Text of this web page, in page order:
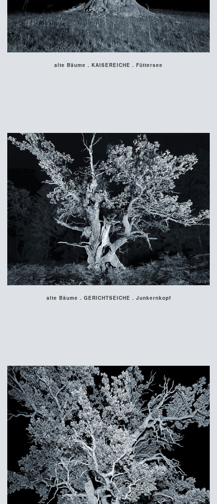
alte Bäume . KAISEREICHE . Füttersee
alte Bäume . GERICHTSEICHE . Junkernkopf